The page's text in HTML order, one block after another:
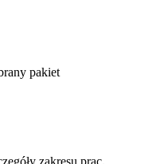
pakiet